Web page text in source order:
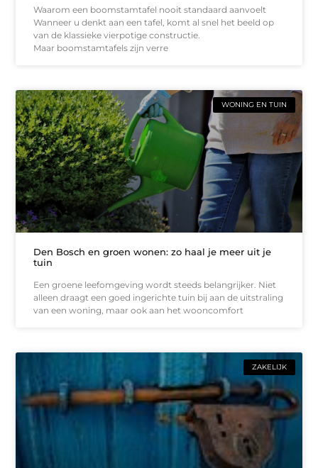
Waarom een boomstamtafel nooit standaard aanvoelt
Wanneer u denkt aan een tafel, komt al snel het beeld op
van de klassieke vierpotige constructie.
Maar boomstamtafels zijn verre
WONING EN TUIN
Den Bosch en groen wonen: zo haal je meer uit je
tuin
Een groene leefomgeving wordt steeds belangrijker. Niet
alleen draagt een goed ingerichte tuin bij aan de uitstraling
van een woning, maar ook aan het wooncomfort
ZAKELIJK